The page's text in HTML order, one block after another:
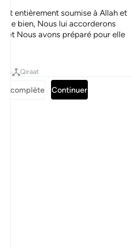
est entièrement soumise à Allah et
le bien, Nous lui accorderons
et Nous avons préparé pour elle
Qiraat
complète Continuer